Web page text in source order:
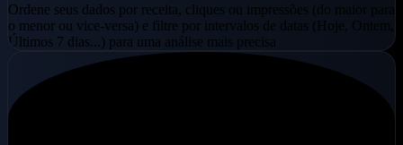
Ordene seus dados por receita, cliques ou impressões (do maior para
o menor ou vice-versa) e filtre por intervalos de datas (Hoje, Ontem,
Últimos 7 dias...) para uma análise mais precisa